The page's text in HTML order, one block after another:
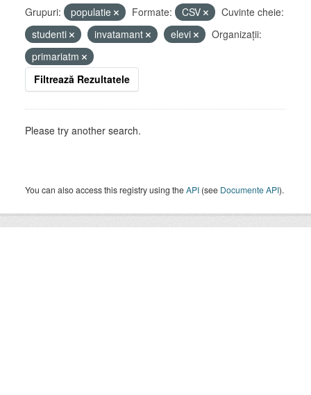
Grupuri: populatie Formate: CSV
Cuvinte cheie:
studenti
invatamant elevi
Organizații:
primariatm
Filtrează Rezultatele
Please try another search.
You can also access this registry using theAPI (see Documente API).